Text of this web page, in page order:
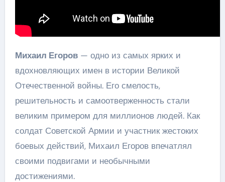
Михаил Егоров— одно из самых ярких и
вдохновляющих имен в истории Великой
Отечественной войны. Его смелость,
решительность и самоотверженность стали
великим примером для миллионов людей. Как
солдат Советской Армии и участник жестоких
боевых действий, Михаил Егоров впечатлял
своими подвигами и необычными
достижениями.